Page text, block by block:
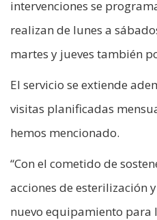
intervenciones se
realizan de lunes a
martes y jueves también
El servicio se extiende
visitas planificadas
hemos mencionado.
“Con el cometido de
acciones de esterilización
nuevo equipamiento para